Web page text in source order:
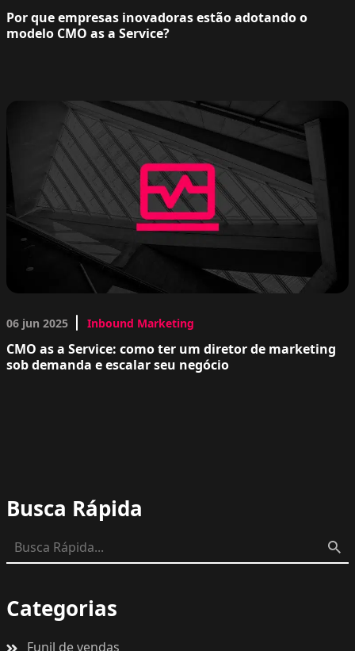
Por que empresas inovadoras estão adotando o
modelo CMO as a Service?
06 jun 2025 Inbound Marketing
CMO as a Service: como ter um diretor de marketing
sob demanda e escalar seu negócio
Busca Rápida
Categorias
Funil de vendas